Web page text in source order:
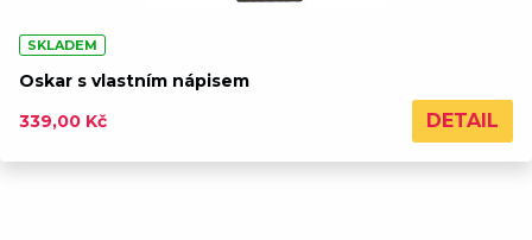
SKLADEM
Oskar s vlastním nápisem
339,00 Kč
DETAIL